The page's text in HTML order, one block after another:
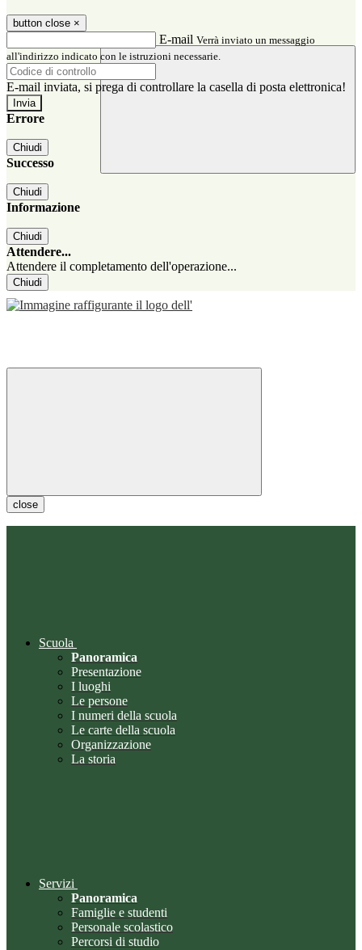
button close ×
E-mail Verrà inviato un messaggio
all'indirizzo indicato con le istruzioni necessarie.
E-mail inviata, si prega di controllare la casella di posta elettronica!
Errore
Chiudi
Successo
Chiudi
Informazione
Chiudi
Attendere...
Attendere il completamento dell'operazione...
Chiudi
close
Scuola
Panoramica
Presentazione
I luoghi
Le persone
I numeri della scuola
Le carte della scuola
Organizzazione
La storia
Servizi
Panoramica
Famiglie e studenti
Personale scolastico
Percorsi di studio